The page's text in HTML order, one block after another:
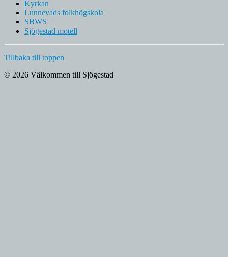
Kyrkan
Lunnevads folkhögskola
SBWS
Sjögestad motell
Tillbaka till toppen
© 2026 Välkommen till Sjögestad